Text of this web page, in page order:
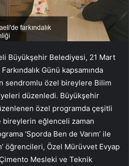
Büyükşehir Belediyesi, 21 Mart
Günü kapsamında
sendromlu özel bireylere Bilim
düzenledi. Büyükşehir
özel programda çeşitli
eğlenceli zaman
‘Sporda Ben de Varım’ ile
öğrencileri, Özel Mürüvvet Evyap
Mesleki ve Teknik